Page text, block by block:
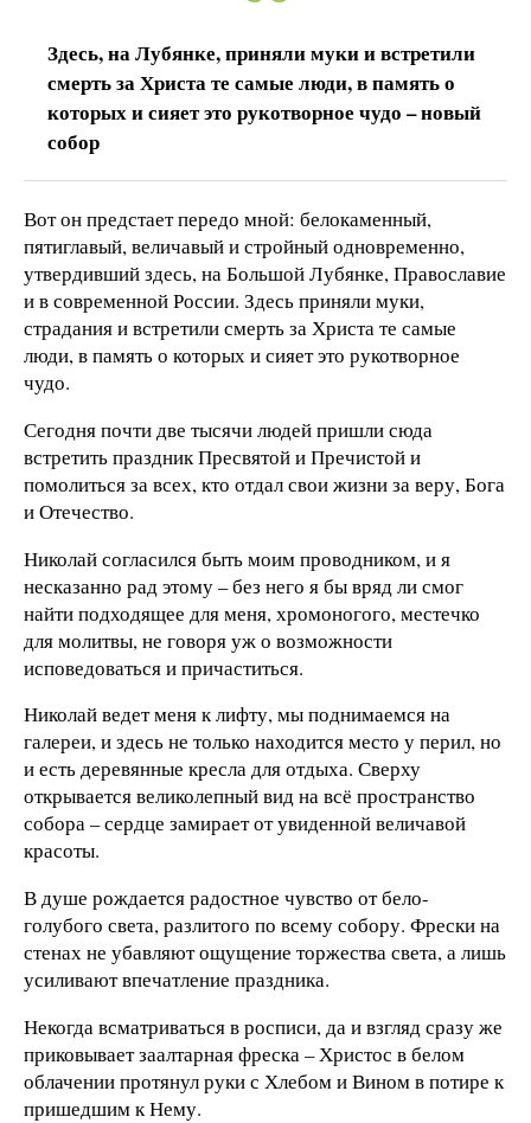
Здесь, на Лубянке, приняли муки и встретили
смерть за Христа те самые люди, в память о
которых и сияет это рукотворное чудо – новый
собор
Вот он предстает передо мной: белокаменный,
пятиглавый, величавый и стройный одновременно,
утвердивший здесь, на Большой Лубянке, Православие
и в современной России. Здесь приняли муки,
страдания и встретили смерть за Христа те самые
люди, в память о которых и сияет это рукотворное
чудо.
Сегодня почти две тысячи людей пришли сюда
встретить праздник Пресвятой и Пречистой и
помолиться за всех, кто отдал свои жизни за веру, Бога
и Отечество.
Николай согласился быть моим проводником, и я
несказанно рад этому – без него я бы вряд ли смог
найти подходящее для меня, хромоногого, местечко
для молитвы, не говоря уж о возможности
исповедоваться и причаститься.
Николай ведет меня к лифту, мы поднимаемся на
галереи, и здесь не только находится место у перил, но
и есть деревянные кресла для отдыха. Сверху
открывается великолепный вид на всё пространство
собора – сердце замирает от увиденной величавой
красоты.
В душе рождается радостное чувство от бело-
голубого света, разлитого по всему собору. Фрески на
стенах не убавляют ощущение торжества света, а лишь
усиливают впечатление праздника.
Некогда всматриваться в росписи, да и взгляд сразу же
приковывает заалтарная фреска – Христос в белом
облачении протянул руки с Хлебом и Вином в потире к
пришедшим к Нему.